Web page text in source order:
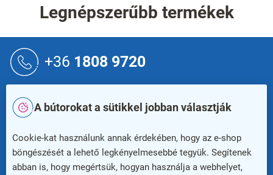
A bútorokat a sütikkel jobban választják
Cookie-kat használunk annak érdekében, hogy az e-shop
böngészését a lehető legkényelmesebbé tegyük. Segítenek
abban is, hogy megértsük, hogyan használja a webhelyet,
Legnépszerűbb termékek
+36 1808 9720
info@rauman.hu
Newsletter